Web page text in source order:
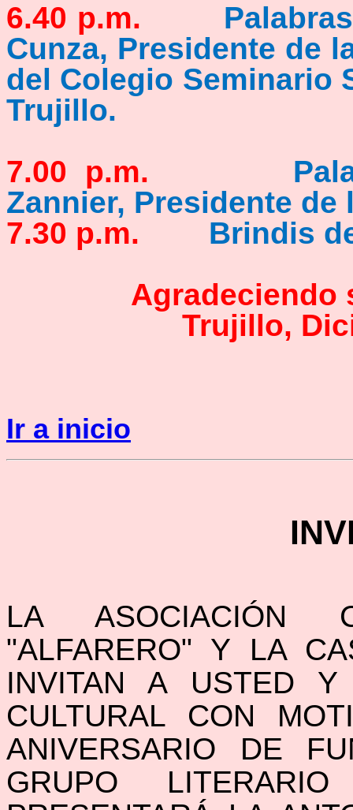
6.40 p.m. Palabras
Cunza, Presidente de
del Colegio Seminario
Trujillo.
7.00 p.m.
Zannier, Presidente
7.30 p.m. Brindis de
Agradeciendo
Trujillo,
Ir a inicio
LA ASOCIACIÓN
"ALFARERO" Y LA
INVITAN A USTED
CULTURAL CON
ANIVERSARIO DE
GRUPO